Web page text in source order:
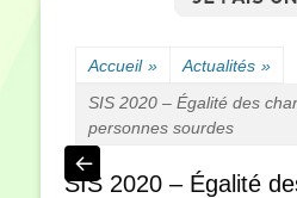
Accueil » Actualités »
SIS 2020 – Égalité des
personnes sourdes
SIS 2020 – Égalité